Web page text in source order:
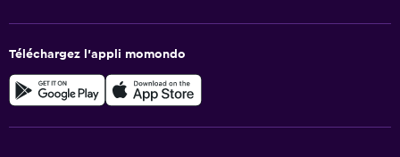
Téléchargez l’appli momondo